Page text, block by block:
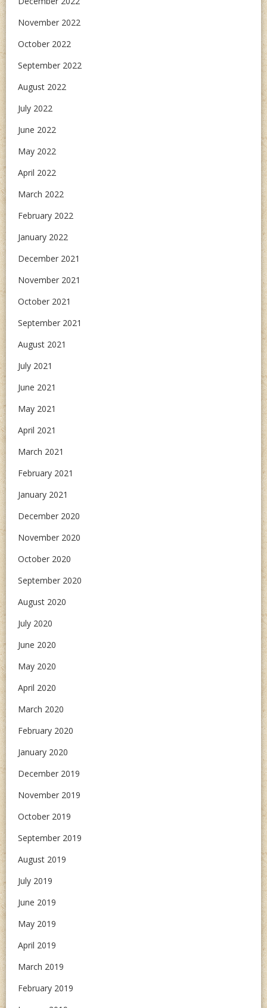
November 2022
October 2022
September 2022
August 2022
July 2022
June 2022
May 2022
April 2022
March 2022
February 2022
January 2022
December 2021
November 2021
October 2021
September 2021
August 2021
July 2021
June 2021
May 2021
April 2021
March 2021
February 2021
January 2021
December 2020
November 2020
October 2020
September 2020
August 2020
July 2020
June 2020
May 2020
April 2020
March 2020
February 2020
January 2020
December 2019
November 2019
October 2019
September 2019
August 2019
July 2019
June 2019
May 2019
April 2019
March 2019
February 2019